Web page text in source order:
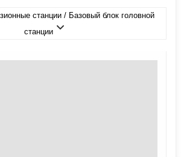
станции / Базовый блок головной
станции